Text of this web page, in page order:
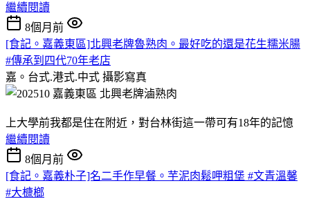
繼續閱讀
8個月前
[食記。嘉義東區]北興老牌魯熟肉。最好吃的還是花生糯米腸
#傳承到四代70年老店
嘉。台式.港式.中式 攝影寫真
上大學前我都是住在附近，對台林街這一帶可有18年的記憶
繼續閱讀
8個月前
[食記。嘉義朴子]名二手作早餐。芋泥肉鬆呷粗堡 #文青溫馨
#大槺榔